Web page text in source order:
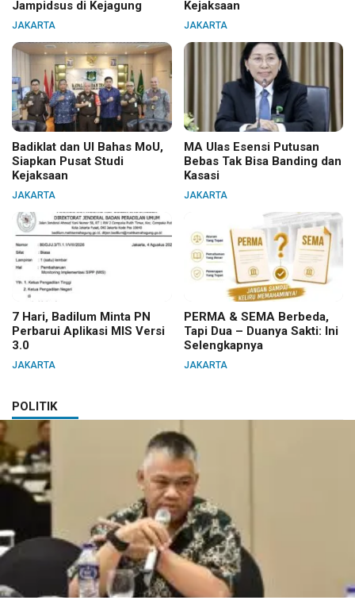
Jampidsus di Kejagung
JAKARTA
Kejaksaan
JAKARTA
Badiklat dan UI Bahas MoU,
Siapkan Pusat Studi
Kejaksaan
JAKARTA
MA Ulas Esensi Putusan
Bebas Tak Bisa Banding dan
Kasasi
JAKARTA
7 Hari, Badilum Minta PN
Perbarui Aplikasi MIS Versi
3.0
JAKARTA
PERMA & SEMA Berbeda,
Tapi Dua – Duanya Sakti: Ini
Selengkapnya
JAKARTA
POLITIK